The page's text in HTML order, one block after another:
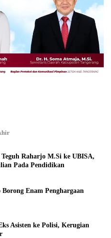
Raharjo M.Si ke UBISA,
Pada Pendidikan
Enam Penghargaan
Asisten ke Polisi, Kerugian